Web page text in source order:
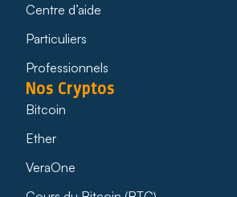
Centre d’aide
Particuliers
Professionnels
Nos Cryptos
Bitcoin
Ether
VeraOne